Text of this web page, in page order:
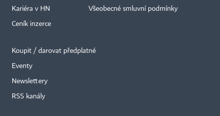
Kariéra v HN
Ceník inzerce
Všeobecné smluvní podmínky
Koupit / darovat předplatné
Eventy
Newslettery
RSS kanály